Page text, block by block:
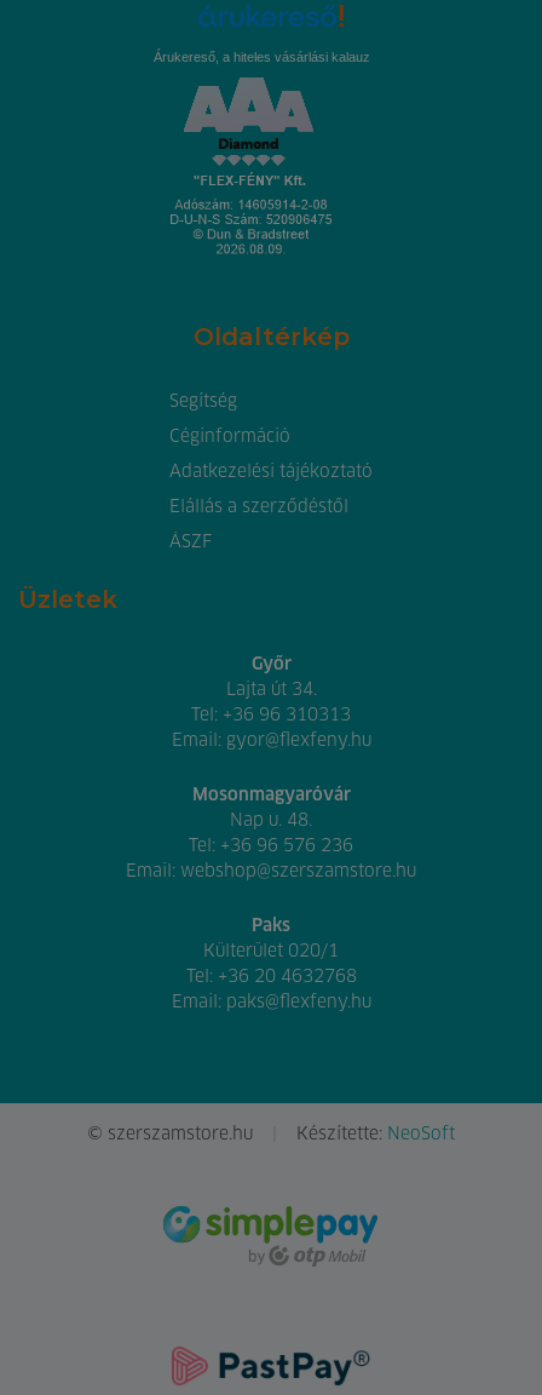
Árukereső, a hiteles vásárlási kalauz
Oldaltérkép
Segítség
Céginformáció
Adatkezelési tájékoztató
Elállás a szerződéstől
ÁSZF
Üzletek
Győr
Lajta út 34.
Tel: +36 96 310313
Email: gyor@flexfeny.hu
Mosonmagyaróvár
Nap u. 48.
Tel: +36 96 576 236
Email: webshop@szerszamstore.hu
Paks
Külterület 020/1
Tel: +36 20 4632768
Email: paks@flexfeny.hu
© szerszamstore.hu Készítette: NeoSoft